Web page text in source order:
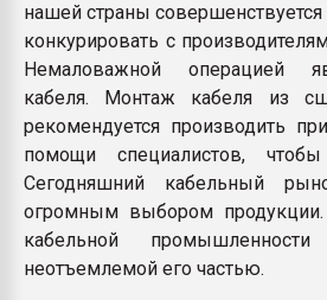
нашей страны
конкурировать с
Немаловажной операцией
кабеля. Монтаж кабеля из
рекомендуется производить
помощи специалистов,
Сегодняшний кабельный
огромным выбором
кабельной
неотъемлемой его частью.